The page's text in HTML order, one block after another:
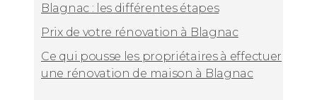
Blagnac : les différentes étapes
Prix de votre rénovation à Blagnac
Ce qui pousse les propriétaires à effectuer
une rénovation de maison à Blagnac